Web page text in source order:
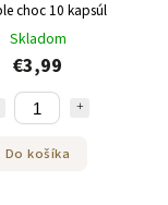
choc 10 kapsúl
Skladom
€3,99
Do košíka